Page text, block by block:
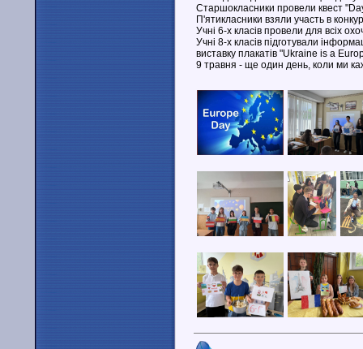
Старшокласники провели квест
П'ятикласники взяли участь в
Учні 6-х класів провели для всіх
Учні 8-х класів підготували
виставку плакатів "Ukraine is a
9 травня - ще один день, коли ми